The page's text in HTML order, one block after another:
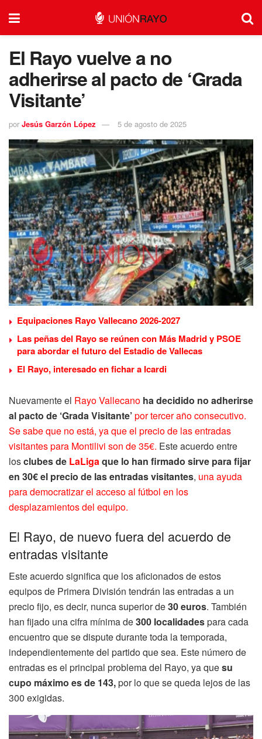
El Rayo vuelve a no
adherirse al pacto de ‘Grada
Visitante’
por Jesús Garzón López 5 de agosto de 2025
Equipaciones Rayo Vallecano 2026-2027
Las peñas del Rayo se reúnen con Más Madrid y PSOE
para abordar el futuro del Estadio de Vallecas
El Rayo, interesado en fichar a Icardi
Nuevamente el Rayo Vallecano ha decidido no adherirse
al pacto de ‘Grada Visitante’por tercer año consecutivo.
Se sabe que no está, ya que el precio de las entradas
visitantes para Montilivi son de 35€. Este acuerdo entre
losclubes de LaLigaque lo han firmado sirve para fijar
en 30€ el precio de las entradas visitantes, una ayuda
para democratizar el acceso al fútbol en los
desplazamientos del equipo.
El Rayo, de nuevo fuera del acuerdo de
entradas visitante
Este acuerdo significa que los aficionados de estos
equipos de Primera División tendrán las entradas a un
precio fijo, es decir, nunca superior de30 euros. También
han fijado una cifra mínima de300 localidadespara cada
encuentro que se dispute durante toda la temporada,
independientemente del partido que sea. Este número de
entradas es el principal problema del Rayo, ya quesu
cupo máximo es de 143,por lo que se queda lejos de las
300 exigidas.